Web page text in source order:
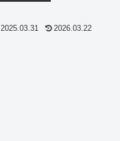
2025.03.31 2026.03.22